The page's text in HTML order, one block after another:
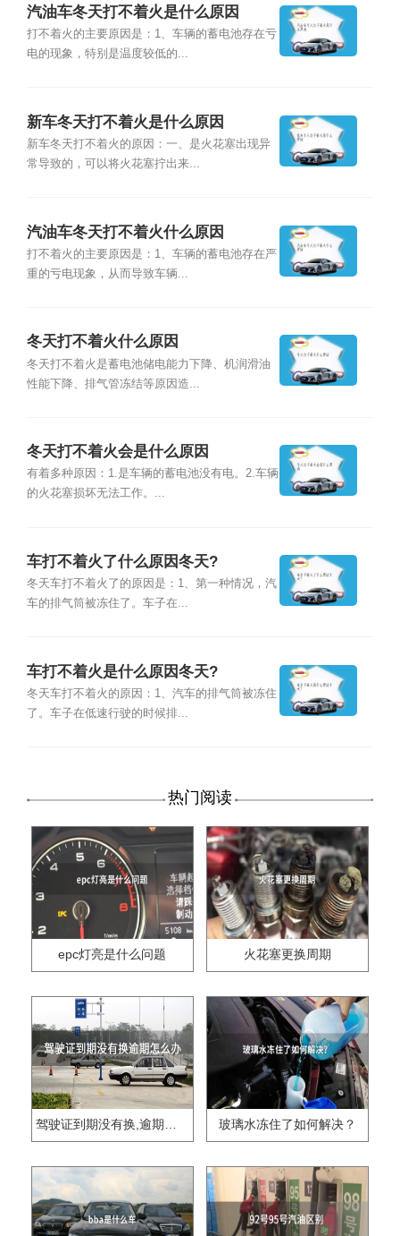
汽油车冬天打不着火是什么原因
打不着火的主要原因是：1、车辆的蓄电池存在亏
电的现象，特别是温度较低的...
新车冬天打不着火是什么原因
新车冬天打不着火的原因：一、是火花塞出现异
常导致的，可以将火花塞拧出来...
汽油车冬天打不着火什么原因
打不着火的主要原因是：1、车辆的蓄电池存在严
重的亏电现象，从而导致车辆...
冬天打不着火什么原因
冬天打不着火是蓄电池储电能力下降、机润滑油
性能下降、排气管冻结等原因造...
冬天打不着火会是什么原因
有着多种原因：1.是车辆的蓄电池没有电。2.车辆
的火花塞损坏无法工作。...
车打不着火了什么原因冬天?
冬天车打不着火了的原因是：1、第一种情况，汽
车的排气筒被冻住了。车子在...
车打不着火是什么原因冬天?
冬天车打不着火的原因：1、汽车的排气筒被冻住
了。车子在低速行驶的时候排...
热门阅读
epc灯亮是什么问题 火花塞更换周期
驾驶证到期没有换,逾期怎么办?? 玻璃水冻住了如何解决？